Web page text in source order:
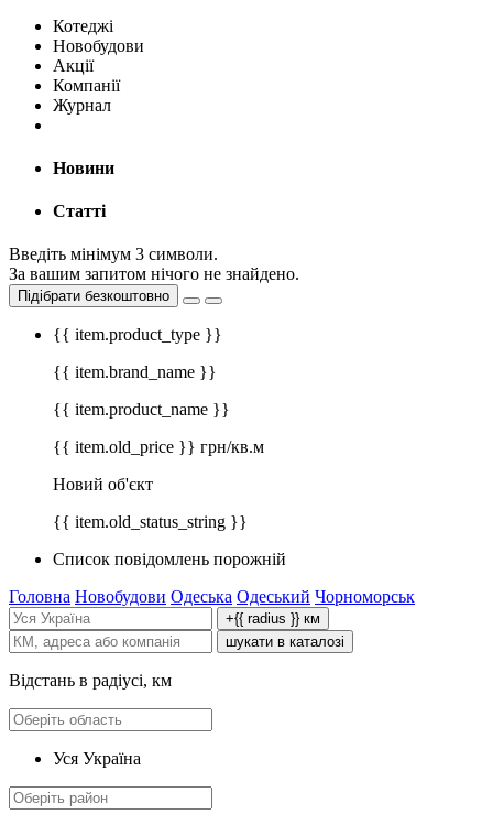
Котеджі
Новобудови
Акції
Компанії
Журнал
Новини
Статті
Введіть мінімум 3 символи.
За вашим запитом нічого не знайдено.
Підібрати безкоштовно
{{ item.product_type }}
{{ item.brand_name }}
{{ item.product_name }}
{{ item.old_price }} грн/кв.м
Новий об'єкт
{{ item.old_status_string }}
Список повідомлень порожній
Головна Новобудови Одеська Одеський Чорноморськ
+{{ radius }} км
шукати в каталозі
Відстань в радіусі, км
Уся Україна